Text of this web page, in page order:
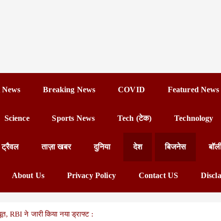
Breaking News COVID Featured News
Science Sports News Tech (टेक) Technology
ट्रैवल ताज़ा खबर दुनिया देश बिजनेस
About Us Privacy Policy Contact US
RBI ने जारी किया नया ड्राफ्ट :